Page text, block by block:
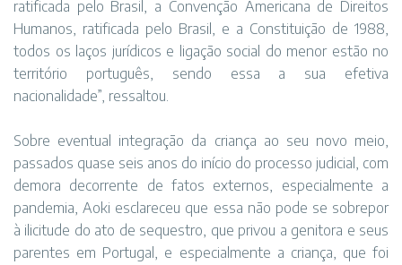
ratificada pelo Brasil, a Convenção Americana de Direitos
Humanos, ratificada pelo Brasil, e a Constituição de 1988,
todos os laços jurídicos e ligação social do menor estão no
território português, sendo essa a sua efetiva
nacionalidade”, ressaltou.
Sobre eventual integração da criança ao seu novo meio,
passados quase seis anos do início do processo judicial, com
demora decorrente de fatos externos, especialmente a
pandemia, Aoki esclareceu que essa não pode se sobrepor
à ilicitude do ato de sequestro, que privou a genitora e seus
parentes em Portugal, e especialmente a criança, que foi